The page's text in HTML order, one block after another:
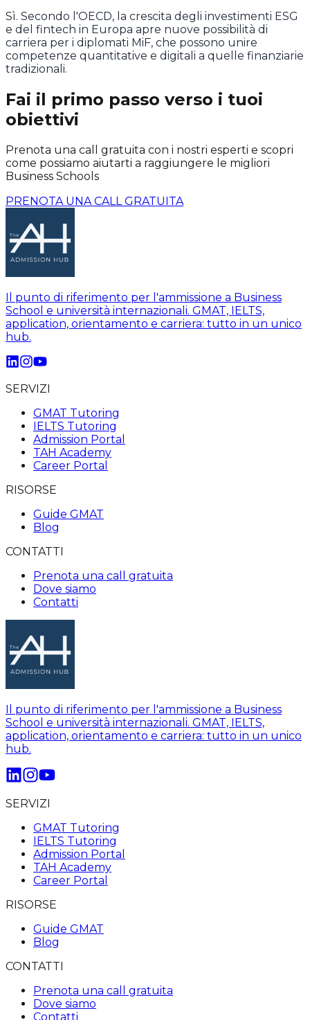
Sì. Secondo l'OECD, la crescita degli investimenti ESG
e del fintech in Europa apre nuove possibilità di
carriera per i diplomati MiF, che possono unire
competenze quantitative e digitali a quelle finanziarie
tradizionali.
Fai il primo passo verso i tuoi
obiettivi
Prenota una call gratuita con i nostri esperti e scopri
come possiamo aiutarti a raggiungere le migliori
Business Schools
PRENOTA UNA CALL GRATUITA
Il punto di riferimento per l'ammissione a Business
School e università internazionali. GMAT, IELTS,
application, orientamento e carriera: tutto in un unico
hub.
SERVIZI
GMAT Tutoring
IELTS Tutoring
Admission Portal
TAH Academy
Career Portal
RISORSE
Guide GMAT
Blog
CONTATTI
Prenota una call gratuita
Dove siamo
Contatti
Il punto di riferimento per l'ammissione a Business
School e università internazionali. GMAT, IELTS,
application, orientamento e carriera: tutto in un unico
hub.
SERVIZI
GMAT Tutoring
IELTS Tutoring
Admission Portal
TAH Academy
Career Portal
RISORSE
Guide GMAT
Blog
CONTATTI
Prenota una call gratuita
Dove siamo
Contatti